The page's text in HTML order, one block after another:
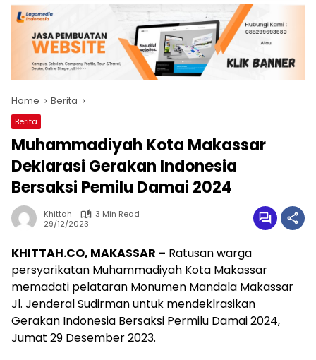
Home Berita
Berita
Muhammadiyah Kota Makassar
Deklarasi Gerakan Indonesia
Bersaksi Pemilu Damai 2024
Khittah
3 Min Read
29/12/2023
KHITTAH.CO, MAKASSAR – Ratusan warga
persyarikatan Muhammadiyah Kota Makassar
memadati pelataran Monumen Mandala Makassar
Jl. Jenderal Sudirman untuk mendeklrasikan
Gerakan Indonesia Bersaksi Permilu Damai 2024,
Jumat 29 Desember 2023.